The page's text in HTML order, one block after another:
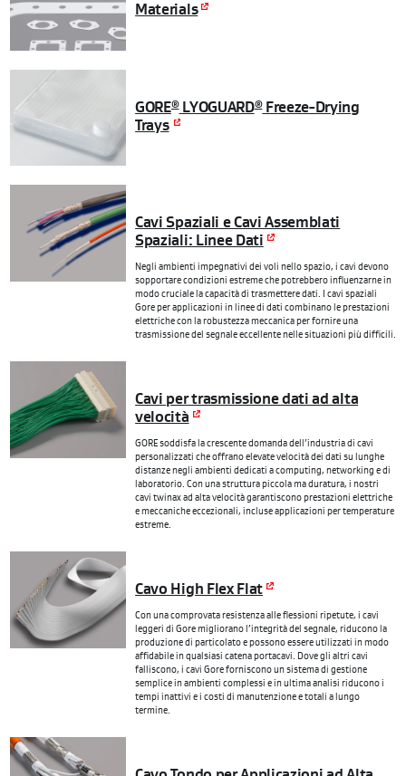
Materials
GORE®LYOGUARD®Freeze-Drying
Trays
Cavi Spaziali e Cavi Assemblati
Spaziali: Linee Dati
Negli ambienti impegnativi dei voli nello spazio, i cavi devono
sopportare condizioni estreme che potrebbero influenzarne in
modo cruciale la capacità di trasmettere dati. I cavi spaziali
Gore per applicazioni in linee di dati combinano le prestazioni
elettriche con la robustezza meccanica per fornire una
trasmissione del segnale eccellente nelle situazioni più difficili.
Cavi per trasmissione dati ad alta
velocità
GORE soddisfa la crescente domanda dell’industria di cavi
personalizzati che offrano elevate velocità dei dati su lunghe
distanze negli ambienti dedicati a computing, networking e di
laboratorio. Con una struttura piccola ma duratura, i nostri
cavi twinax ad alta velocità garantiscono prestazioni elettriche
e meccaniche eccezionali, incluse applicazioni per temperature
estreme.
Cavo High Flex Flat
Con una comprovata resistenza alle flessioni ripetute, i cavi
leggeri di Gore migliorano l’integrità del segnale, riducono la
produzione di particolato e possono essere utilizzati in modo
affidabile in qualsiasi catena portacavi. Dove gli altri cavi
falliscono, i cavi Gore forniscono un sistema di gestione
semplice in ambienti complessi e in ultima analisi riducono i
tempi inattivi e i costi di manutenzione e totali a lungo
termine.